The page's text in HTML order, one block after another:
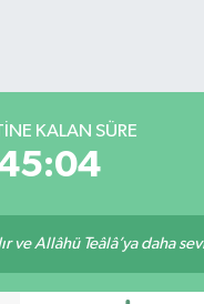
KALAN SÜRE
ve Allâhü Teâlâ’ya daha